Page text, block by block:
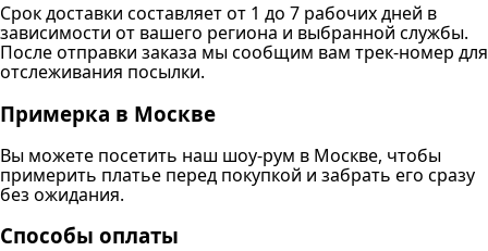
Срок доставки составляет от 1 до 7 рабочих дней в
зависимости от вашего региона и выбранной службы.
После отправки заказа мы сообщим вам трек-номер для
отслеживания посылки.
Примерка в Москве
Вы можете посетить наш шоу-рум в Москве, чтобы
примерить платье перед покупкой и забрать его сразу
без ожидания.
Способы оплаты